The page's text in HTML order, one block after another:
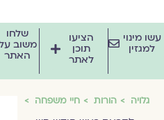
מינוי
למגזין
הציעו
תוכן
לאתר
שלחו
משוב על
האתר
גלויה הורות חיי משפחה